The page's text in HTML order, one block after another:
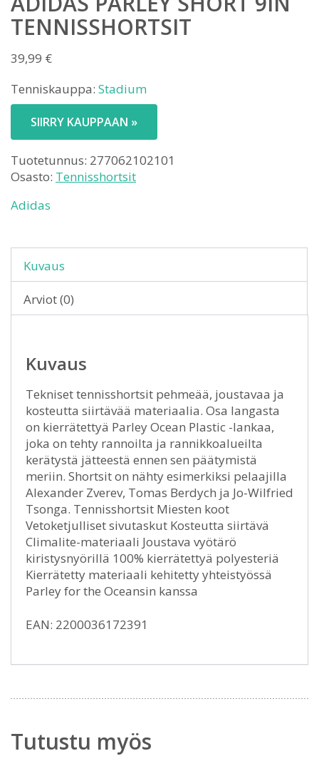
TENNISSHORTSIT
39,99 €
Tenniskauppa: Stadium
SIIRRY KAUPPAAN »
Tuotetunnus: 277062102101
Osasto: Tennisshortsit
Adidas
Kuvaus
Arviot (0)
Kuvaus
Tekniset tennisshortsit pehmeää, joustavaa ja
kosteutta siirtävää materiaalia. Osa langasta
on kierrätettyä Parley Ocean Plastic -lankaa,
joka on tehty rannoilta ja rannikkoalueilta
kerätystä jätteestä ennen sen päätymistä
meriin. Shortsit on nähty esimerkiksi pelaajilla
Alexander Zverev, Tomas Berdych ja Jo-Wilfried
Tsonga. Tennisshortsit Miesten koot
Vetoketjulliset sivutaskut Kosteutta siirtävä
Climalite-materiaali Joustava vyötärö
kiristysnyörillä 100% kierrätettyä polyesteriä
Kierrätetty materiaali kehitetty yhteistyössä
Parley for the Oceansin kanssa
EAN: 2200036172391
Tutustu myös